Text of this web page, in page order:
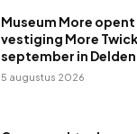
Museum More
vestiging More
september in Delden
5 augustus 2026